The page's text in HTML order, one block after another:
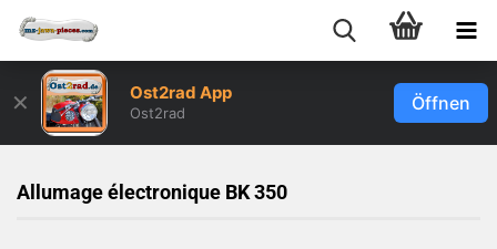
✕ Ost2rad App
Ost2rad Öffnen
Allumage électronique BK 350